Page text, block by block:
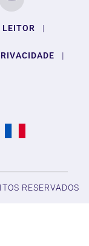
LEITOR |
|
RESERVADOS